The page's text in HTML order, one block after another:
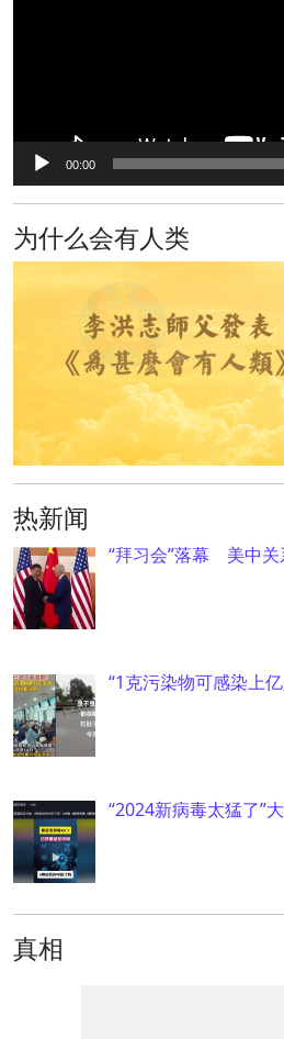
00:00
为什么会有人类
热新闻
“拜习会”落幕 美中关
“1克污染物可感染上
“2024新病毒太猛了”
真相